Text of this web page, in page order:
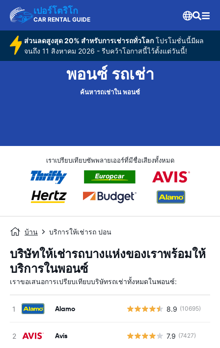
เปอร์โตริโก
CAR RENTAL GUIDE
ส่วนลดสูงสุด 20% สำหรับการเช่ารถทั่วโลกโปรโมชั่นนี้มีผล
จนถึง 11 สิงหาคม 2026 - รีบคว้าโอกาสนี้ไว้ตั้งแต่วันนี้!
พอนซ์ รถเช่า
ค้นหารถเช่าใน พอนซ์
เราเปรียบเทียบซัพพลายเออร์ที่มีชื่อเสียงทั้งหมด
บ้าน บริการให้เช่ารถ ปอน
บริษัทให้เช่ารถบางแห่งของเราพร้อมให้
บริการในพอนซ์
เราขอเสนอการเปรียบเทียบบริษัทรถเช่าทั้งหมดในพอนซ์:
Alamo 8.9 (10695)
Avis 7.9 (7427)